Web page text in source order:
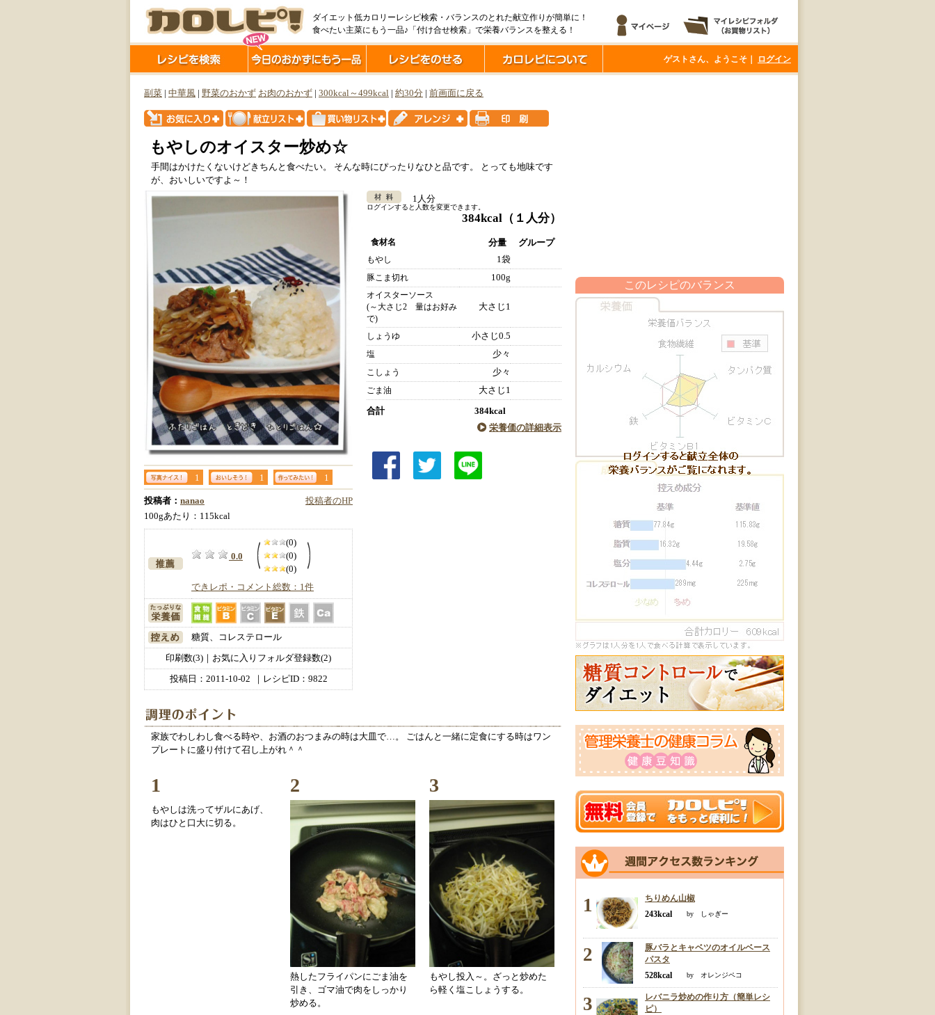
ダイエット低カロリーレシピ検索・バランスのとれた献立作りが簡単に！
食べたい主菜にもう一品♪「付け合せ検索」で栄養バランスを整える！
ゲストさん、ようこそ｜ ログイン
副菜 中華風 野菜のおかず お肉のおかず 300kcal～499kcal 約30分 前画面に戻る
もやしのオイスター炒め☆
手間はかけたくないけどきちんと食べたい。 そんな時にぴったりなひと品です。 とっても地味です
が、おいしいですよ～！
1 1 1
投稿者のHP
投稿者： nanao
100gあたり：115kcal
0.0
(0)
(0)
(0)
できレポ・コメント総数：1件
糖質、コレステロール
印刷数(3)｜お気に入りフォルダ登録数(2)
投稿日： 2011-10-02 ｜レシピID：9822
1人分
ログインすると人数を変更できます。
384kcal （１人分）
食材名 分量 グループ
もやし 1袋
豚こま切れ 100g
オイスターソース
(～大さじ2 量はお好み
で)
大さじ1
しょうゆ 小さじ0.5
塩 少々
こしょう 少々
ごま油 大さじ1
合計
384kcal
栄養価の詳細表示
家族でわしわし食べる時や、お酒のおつまみの時は大皿で…。 ごはんと一緒に定食にする時はワン
プレートに盛り付けて召し上がれ＾＾
1
もやしは洗ってザルにあげ、
肉はひと口大に切る。
2
熱したフライパンにごま油を
引き、ゴマ油で肉をしっかり
炒める。
3
もやし投入～。ざっと炒めた
ら軽く塩こしょうする。
このレシピのバランス
1
ちりめん山椒
243kcal
by しゃぎー
2
豚バラとキャベツのオイルベース
パスタ
528kcal
by オレンジペコ
3
レバニラ炒めの作り方（簡単レシ
ピ）